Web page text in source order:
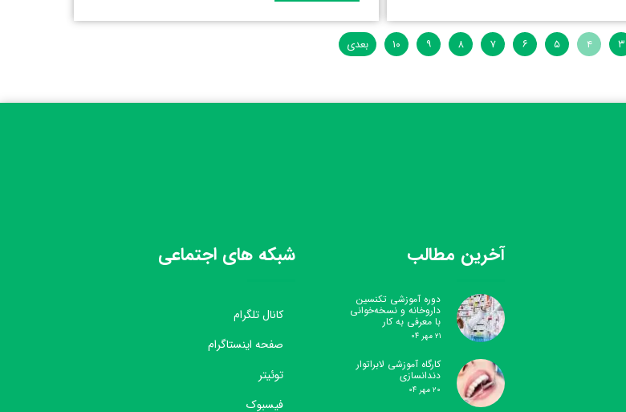
۳ ۴ ۵ ۶ ۷ ۸ ۹ ۱۰ بعدی
آخرین مطالب
دوره آموزشی تکنسین
داروخانه و نسخه‌خوانی
با معرفی به کار
۲۱ مهر ۰۴
کارگاه آموزشی لابراتوار
دندانسازی
۲۰ مهر ۰۴
شبکه های اجتماعی
کانال تلگرام
صفحه اینستاگرام
توئیتر
فیسبوک